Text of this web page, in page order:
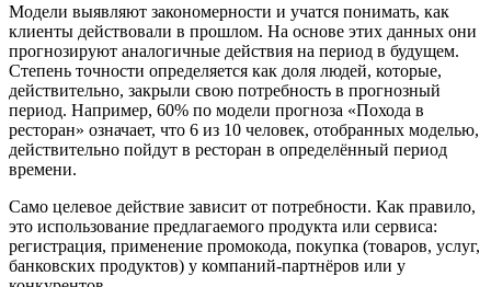
Модели выявляют закономерности и учатся понимать, как
клиенты действовали в прошлом. На основе этих данных они
прогнозируют аналогичные действия на период в будущем.
Степень точности определяется как доля людей, которые,
действительно, закрыли свою потребность в прогнозный
период. Например, 60% по модели прогноза «Похода в
ресторан» означает, что 6 из 10 человек, отобранных моделью,
действительно пойдут в ресторан в определённый период
времени.
Само целевое действие зависит от потребности. Как правило,
это использование предлагаемого продукта или сервиса:
регистрация, применение промокода, покупка (товаров, услуг,
банковских продуктов) у компаний-партнёров или у